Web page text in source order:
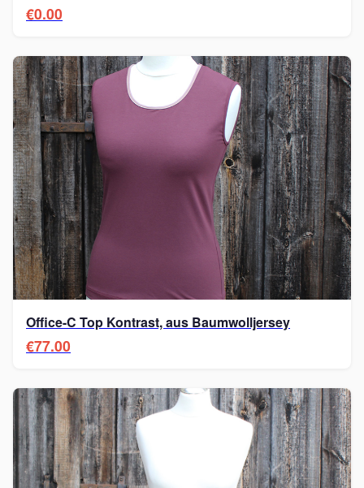
€0.00
Office-C Top Kontrast, aus Baumwolljersey
€77.00